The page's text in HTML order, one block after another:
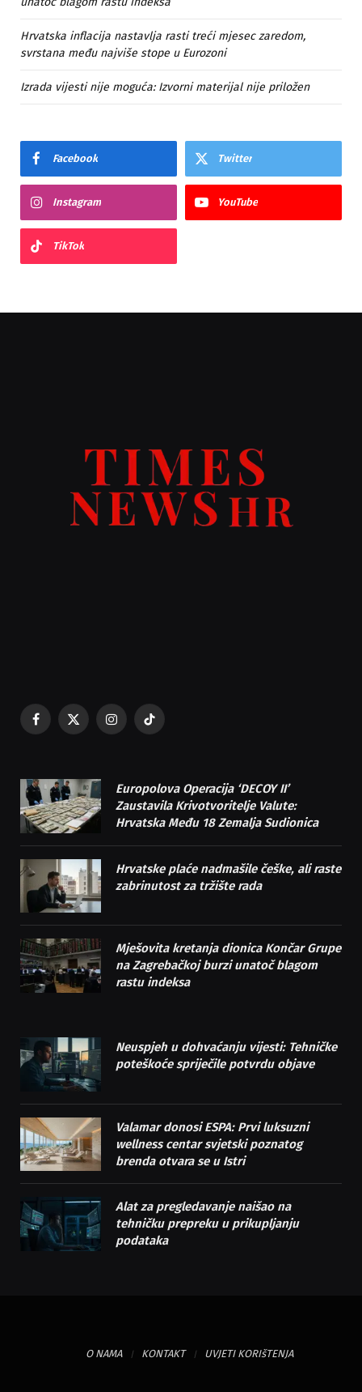
Hrvatska inflacija nastavlja rasti treći mjesec zaredom,
svrstana među najviše stope u Eurozoni
Izrada vijesti nije moguća: Izvorni materijal nije priložen
Facebook Twitter
Instagram YouTube
TikTok
Facebook
X
InstagramTikTok
Europolova Operacija ‘DECOY II’
Zaustavila Krivotvoritelje Valute:
Hrvatska Među 18 Zemalja Sudionica
Hrvatske plaće nadmašile češke, ali raste
zabrinutost za tržište rada
Mješovita kretanja dionica Končar Grupe
na Zagrebačkoj burzi unatoč blagom
rastu indeksa
Neuspjeh u dohvaćanju vijesti: Tehničke
poteškoće spriječile potvrdu objave
Valamar donosi ESPA: Prvi luksuzni
wellness centar svjetski poznatog
brenda otvara se u Istri
Alat za pregledavanje naišao na
tehničku prepreku u prikupljanju
podataka
O NAMA KONTAKT UVJETI KORIšTENJA